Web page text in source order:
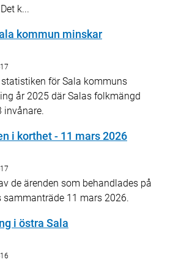
k...
kommun minskar
för Sala kommuns
år 2025 där Salas folkmängd
invånare.
i korthet - 11 mars 2026
de ärenden som behandlades på
sammanträde 11 mars 2026.
i östra Sala